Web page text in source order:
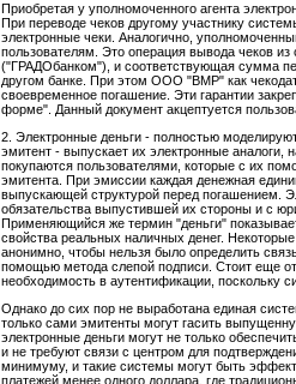
Приобретая у уполномоченного агента
При переводе чеков другому участнику
электронные чеки. Аналогично,
пользователям. Это операция вывода чеков
("ГРАДОбанком"), и соответствующая сумма
другом банке. При этом ООО "BMP" как
своевременное погашение. Эти гарантии
форме". Данный документ акцептуется
2. Электронные деньги - полностью
эмитент - выпускает их электронные
покупаются пользователями, которые с их
эмитента. При эмиссии каждая денежная
выпускающей структурой перед погашением.
обязательства выпустившей их стороны и с
Применяющийся же термин "деньги"
свойства реальных наличных денег.
анонимно, чтобы нельзя было определить
помощью метода слепой подписи. Стоит еще
необходимость в аутентификации, поскольку
Однако до сих пор не выработана единая
только сами эмитенты могут гасить
электронные деньги могут не только
и не требуют связи с центром для
минимуму, и такие системы могут быть
платежей менее одного доллара, где